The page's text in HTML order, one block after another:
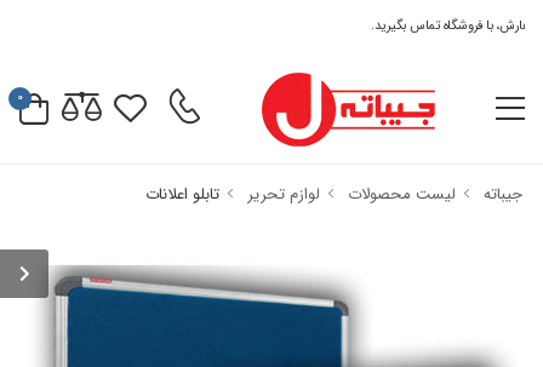
با فروشگاه تماس بگیرید.
0
جیباته لیست محصولات لوازم تحریر تابلو اعلانات